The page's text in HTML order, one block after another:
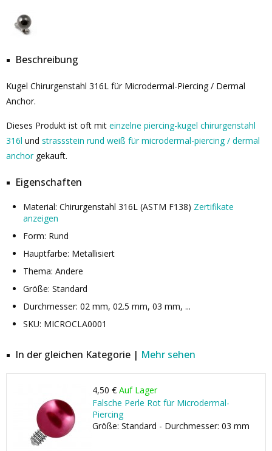
Beschreibung
Kugel Chirurgenstahl 316L für Microdermal-Piercing / Dermal
Anchor.
Dieses Produkt ist oft mit einzelne piercing-kugel chirurgenstahl
316l und strassstein rund weiß für microdermal-piercing / dermal
anchorgekauft.
Eigenschaften
Material: Chirurgenstahl 316L (ASTM F138) Zertifikate
anzeigen
Form: Rund
Hauptfarbe: Metallisiert
Thema: Andere
Größe: Standard
Durchmesser: 02 mm, 02.5 mm, 03 mm, ...
SKU: MICROCLA0001
In der gleichen Kategorie | Mehr sehen
4,50 € Auf Lager
Falsche Perle Rot für Microdermal-
Piercing
Größe: Standard - Durchmesser: 03 mm